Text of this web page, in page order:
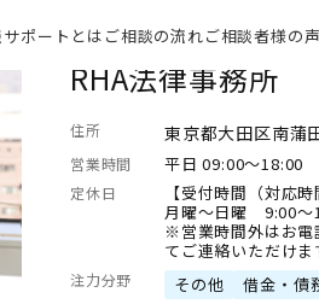
ポートとは ご相談の流れご相談者様の声
RHA法律事務所
住所 東京都大田区南蒲
営業時間 平日 09:00～18:00
定休日
【受付時間（対応時
月曜～日曜 9:00
※営業時間外はお電
てご連絡いただけま
注力分野 その他 借金・債